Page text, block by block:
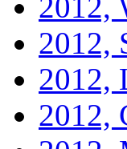
2012,
2012,
2012,
2012,